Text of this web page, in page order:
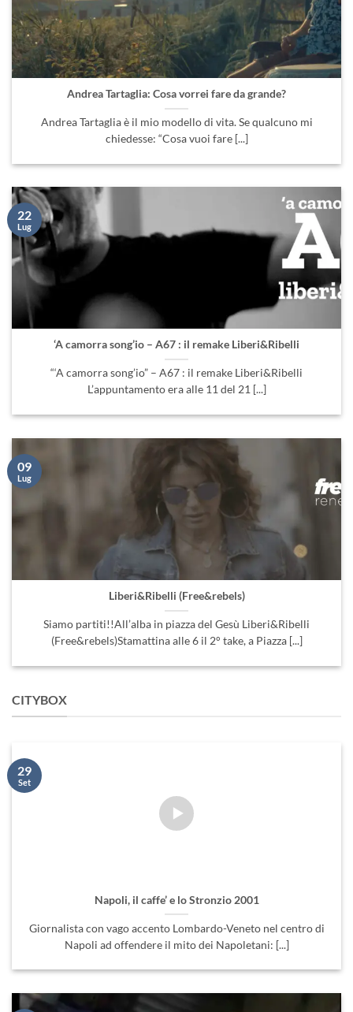
Andrea Tartaglia: Cosa vorrei fare da grande?
Andrea Tartaglia è il mio modello di vita. Se qualcuno mi
chiedesse: “Cosa vuoi fare [...]
‘A camorra song’io – A67 : il remake Liberi&Ribelli
“‘A camorra song’io” – A67 : il remake Liberi&Ribelli
L’appuntamento era alle 11 del 21 [...]
22
Lug
Liberi&Ribelli (Free&rebels)
Siamo partiti!!All’alba in piazza del Gesù Liberi&Ribelli
(Free&rebels)Stamattina alle 6 il 2° take, a Piazza [...]
09
Lug
CITYBOX
Napoli, il caffe’ e lo Stronzio 2001
Giornalista con vago accento Lombardo-Veneto nel centro di
Napoli ad offendere il mito dei Napoletani: [...]
29
Set